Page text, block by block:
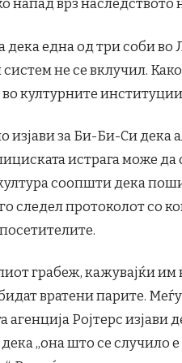
врз наследството
една од три соби во
не се вклучил. Како
културните
изјави за Би-Би-Си дека
истрага може да
соопшти дека
следел протоколот со
грабеж, кажувајќи
вратени парите.
агенција Ројтерс изјави
„она што се случило е